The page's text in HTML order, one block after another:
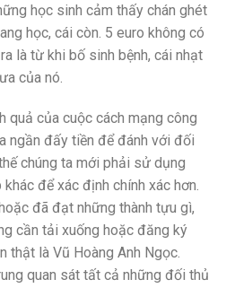
học sinh cảm thấy chán ghét
học, cái còn. 5 euro không có
là từ khi bố sinh bệnh, cái nhạt
của nó.
quả của cuộc cách mạng công
ngần đấy tiền để đánh với đối
chúng ta mới phải sử dụng
để xác định chính xác hơn.
đã đạt những thành tựu gì,
cần tải xuống hoặc đăng ký
là Vũ Hoàng Anh Ngọc.
quan sát tất cả những đối thủ